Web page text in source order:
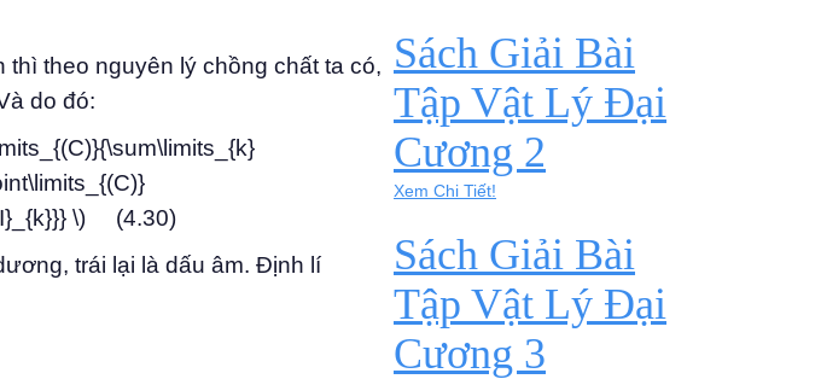
theo nguyên lý chồng chất ta có,
do đó:
\) (4.30)
trái lại là dấu âm. Định lí
Sách Giải Bài
Tập Vật Lý Đại
Cương 2
Xem Chi Tiết!
Sách Giải Bài
Tập Vật Lý Đại
Cương 3